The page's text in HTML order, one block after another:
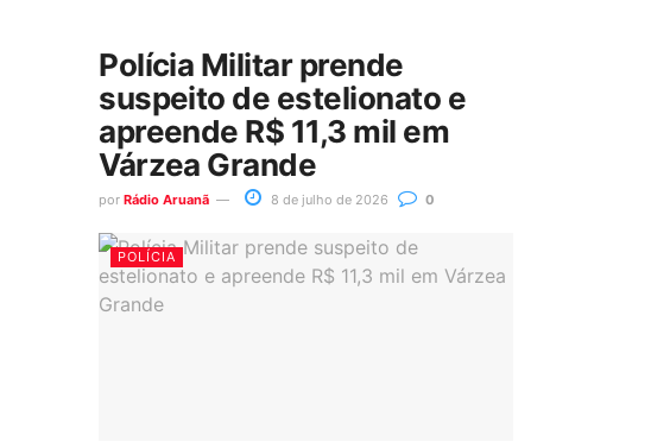
Polícia Militar prende
suspeito de estelionato e
apreende R$ 11,3 mil em
Várzea Grande
por Rádio Aruanã 8 de julho de 2026 0
POLÍCIA